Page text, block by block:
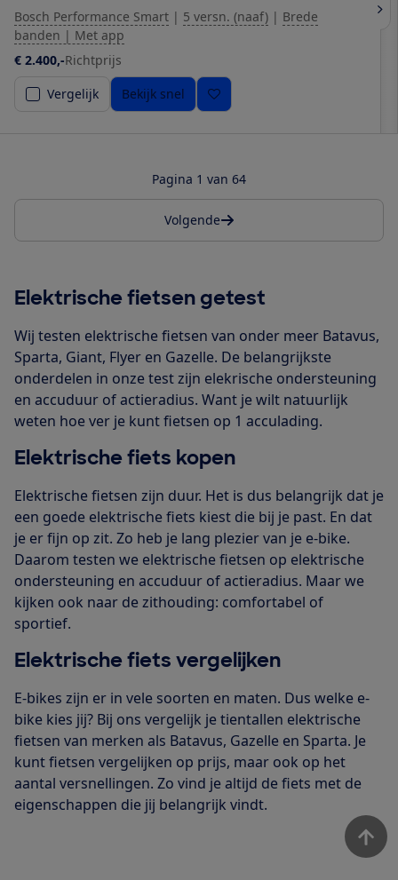
Bosch Performance Smart | 5 versn. (naaf) | Brede
banden | Met app
€ 2.400,-Richtprijs
Vergelijk
Bekijk snel
Pagina 1 van 64
Volgende
Elektrische fietsen getest
Wij testen elektrische fietsen van onder meer Batavus,
Sparta, Giant, Flyer en Gazelle. De belangrijkste
onderdelen in onze test zijn elekrische ondersteuning
en accuduur of actieradius. Want je wilt natuurlijk
weten hoe ver je kunt fietsen op 1 acculading.
Elektrische fiets kopen
Elektrische fietsen zijn duur. Het is dus belangrijk dat je
een goede elektrische fiets kiest die bij je past. En dat
je er fijn op zit. Zo heb je lang plezier van je e-bike.
Daarom testen we elektrische fietsen op elektrische
ondersteuning en accuduur of actieradius. Maar we
kijken ook naar de zithouding: comfortabel of
sportief.
Elektrische fiets vergelijken
E-bikes zijn er in vele soorten en maten. Dus welke e-
bike kies jij? Bij ons vergelijk je tientallen elektrische
fietsen van merken als Batavus, Gazelle en Sparta. Je
kunt fietsen vergelijken op prijs, maar ook op het
aantal versnellingen. Zo vind je altijd de fiets met de
eigenschappen die jij belangrijk vindt.